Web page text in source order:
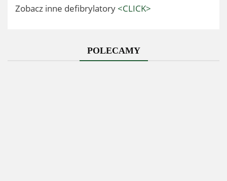
Zobacz inne defibrylatory <CLICK>
POLECAMY